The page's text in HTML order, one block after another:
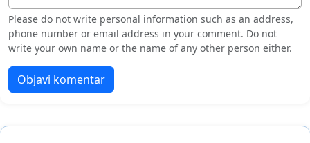
Please do not write personal information such as an address,
phone number or email address in your comment. Do not
write your own name or the name of any other person either.
Objavi komentar